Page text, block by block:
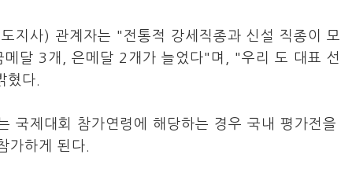
지사) 관계자는 "전통적 강세직종과 신설 직종이 모
메달 3개, 은메달 2개가 늘었다"며, "우리 도 대표 선
혔다.
국제대회 참가연령에 해당하는 경우 국내 평가전을
가하게 된다.